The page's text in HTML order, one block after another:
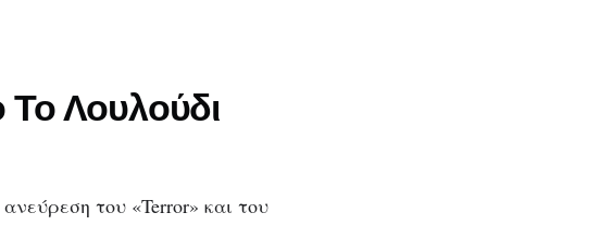
Λουλούδι
του «Terror» και του